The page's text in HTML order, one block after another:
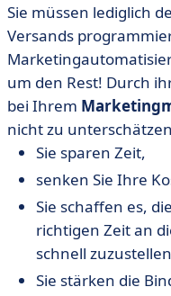
Sie müssen lediglich
Versands
um den Rest! Durch
bei Ihrem
nicht zu
Sie sparen Zeit,
senken Sie Ihre
Sie schaffen es,
richtigen Zeit an
schnell
Sie stärken die